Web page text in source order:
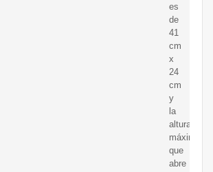
es
de
41
cm
x
24
cm
y
la
altura
máxima
que
abre